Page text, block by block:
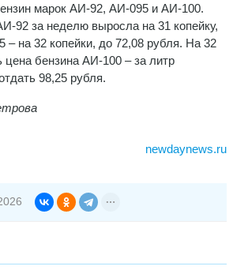
марок АИ-92, АИ-095 и АИ-100.
92 за неделю выросла на 31 копейку,
– на 32 копейки, до 72,08 рубля. На 32
цена бензина АИ-100 – за литр
98,25 рубля.
newdaynews.ru